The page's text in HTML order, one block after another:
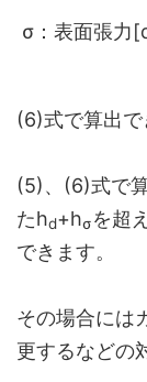
σ：表面張力
(6)式で算出で
(5)、(6)式で
たhd+hσを超
できます。
その場合には
更するなどの